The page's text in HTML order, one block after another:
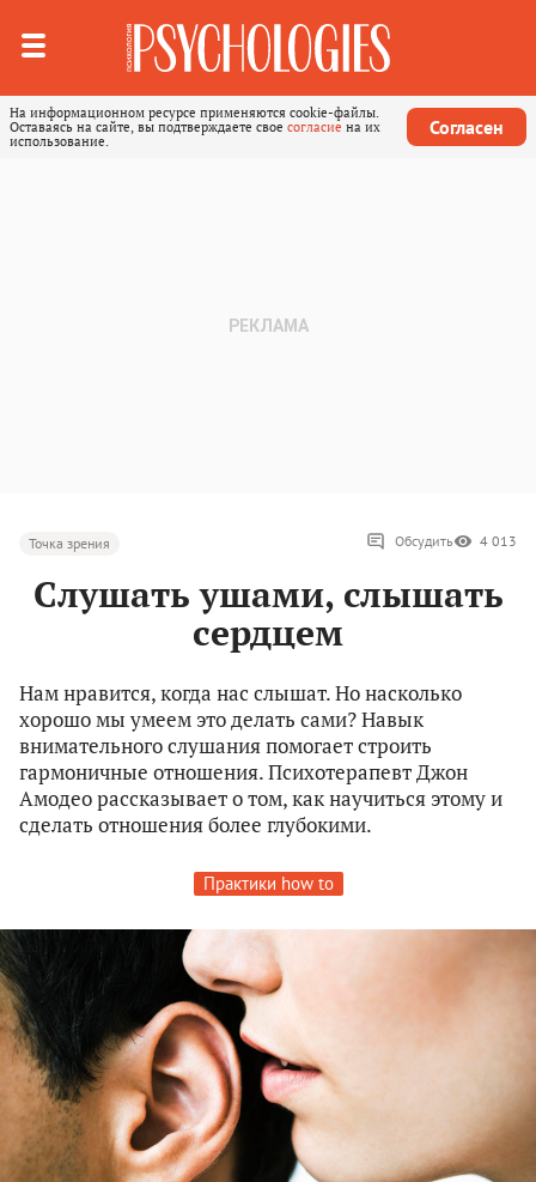
На информационном ресурсе применяются cookie-файлы.
Оставаясь на сайте, вы подтверждаете свое согласие на их
использование.
Согласен
Точка зрения Обсудить 4 013
Слушать ушами, слышать
сердцем
Нам нравится, когда нас слышат. Но насколько
хорошо мы умеем это делать сами? Навык
внимательного слушания помогает строить
гармоничные отношения. Психотерапевт Джон
Амодео рассказывает о том, как научиться этому и
сделать отношения более глубокими.
Практики how to